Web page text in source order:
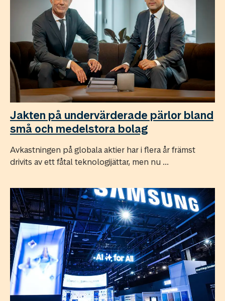
Jakten på undervärderade pärlor bland
små och medelstora bolag
Avkastningen på globala aktier har i flera år främst
drivits av ett fåtal teknologijättar, men nu ...